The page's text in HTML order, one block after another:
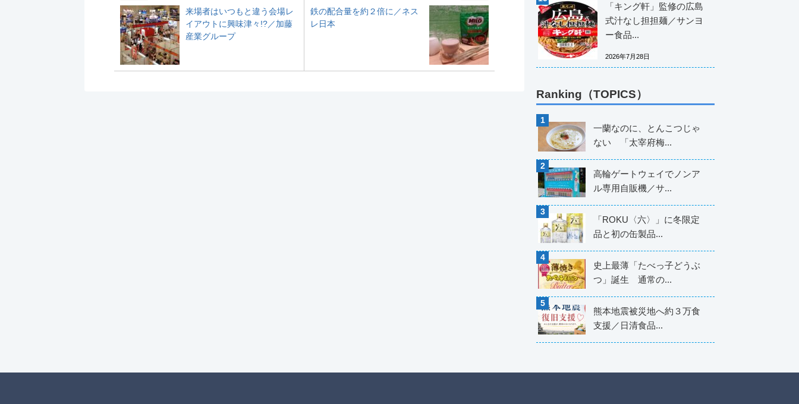
来場者はいつもと違う会場レ
イアウトに興味津々!?／加藤
産業グループ
鉄の配合量を約２倍に／ネス
レ日本
「キング軒」監修の広島
式汁なし担担麺／サンヨ
ー食品...
2026年7月28日
Ranking（TOPICS）
一蘭なのに、とんこつじゃ
ない 「太宰府梅...
高輪ゲートウェイでノンア
ル専用自販機／サ...
「ROKU〈六〉」に冬限定
品と初の缶製品...
史上最薄「たべっ子どうぶ
つ」誕生 通常の...
熊本地震被災地へ約３万食
支援／日清食品...